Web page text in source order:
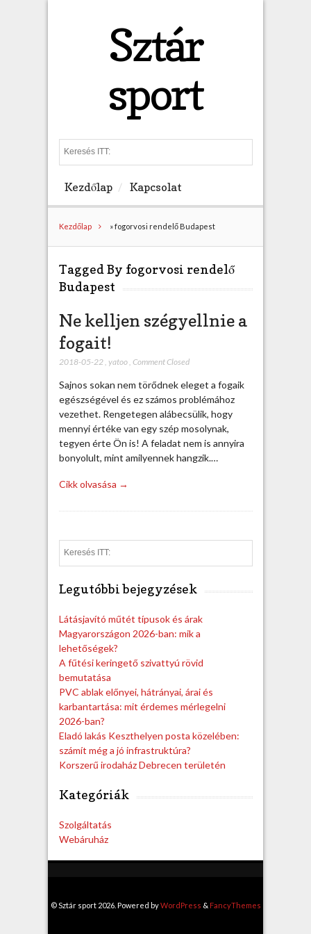
Sztár
sport
e
h
Kezdőlap Kapcsolat
Kezdőlap »fogorvosi rendelő Budapest
Tagged By fogorvosi rendelő
Budapest
Ne kelljen szégyellnie a
fogait!
2018-05-22, yatoo, Comment Closed
Sajnos sokan nem törődnek eleget a fogaik
egészségével és ez számos problémához
vezethet. Rengetegen alábecsülik, hogy
mennyi értéke van egy szép mosolynak,
tegyen érte Ön is! A feladat nem is annyira
bonyolult, mint amilyennek hangzik.…
Cikk olvasása →
e
Legutóbbi bejegyzések
Látásjavító műtét típusok és árak
Magyarországon 2026-ban: mik a
lehetőségek?
A fűtési keringető szivattyú rövid
bemutatása
PVC ablak előnyei, hátrányai, árai és
karbantartása: mit érdemes mérlegelni
2026-ban?
Eladó lakás Keszthelyen posta közelében:
számít még a jó infrastruktúra?
Korszerű irodaház Debrecen területén
Kategóriák
Szolgáltatás
Webáruház
© Sztár sport 2026. Powered byWordPress & FancyThemes